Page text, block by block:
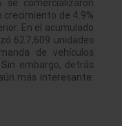
comercializaron
crecimiento de 4.9%
En el acumulado
627,609 unidades
de vehículos
embargo, detrás
más interesante: